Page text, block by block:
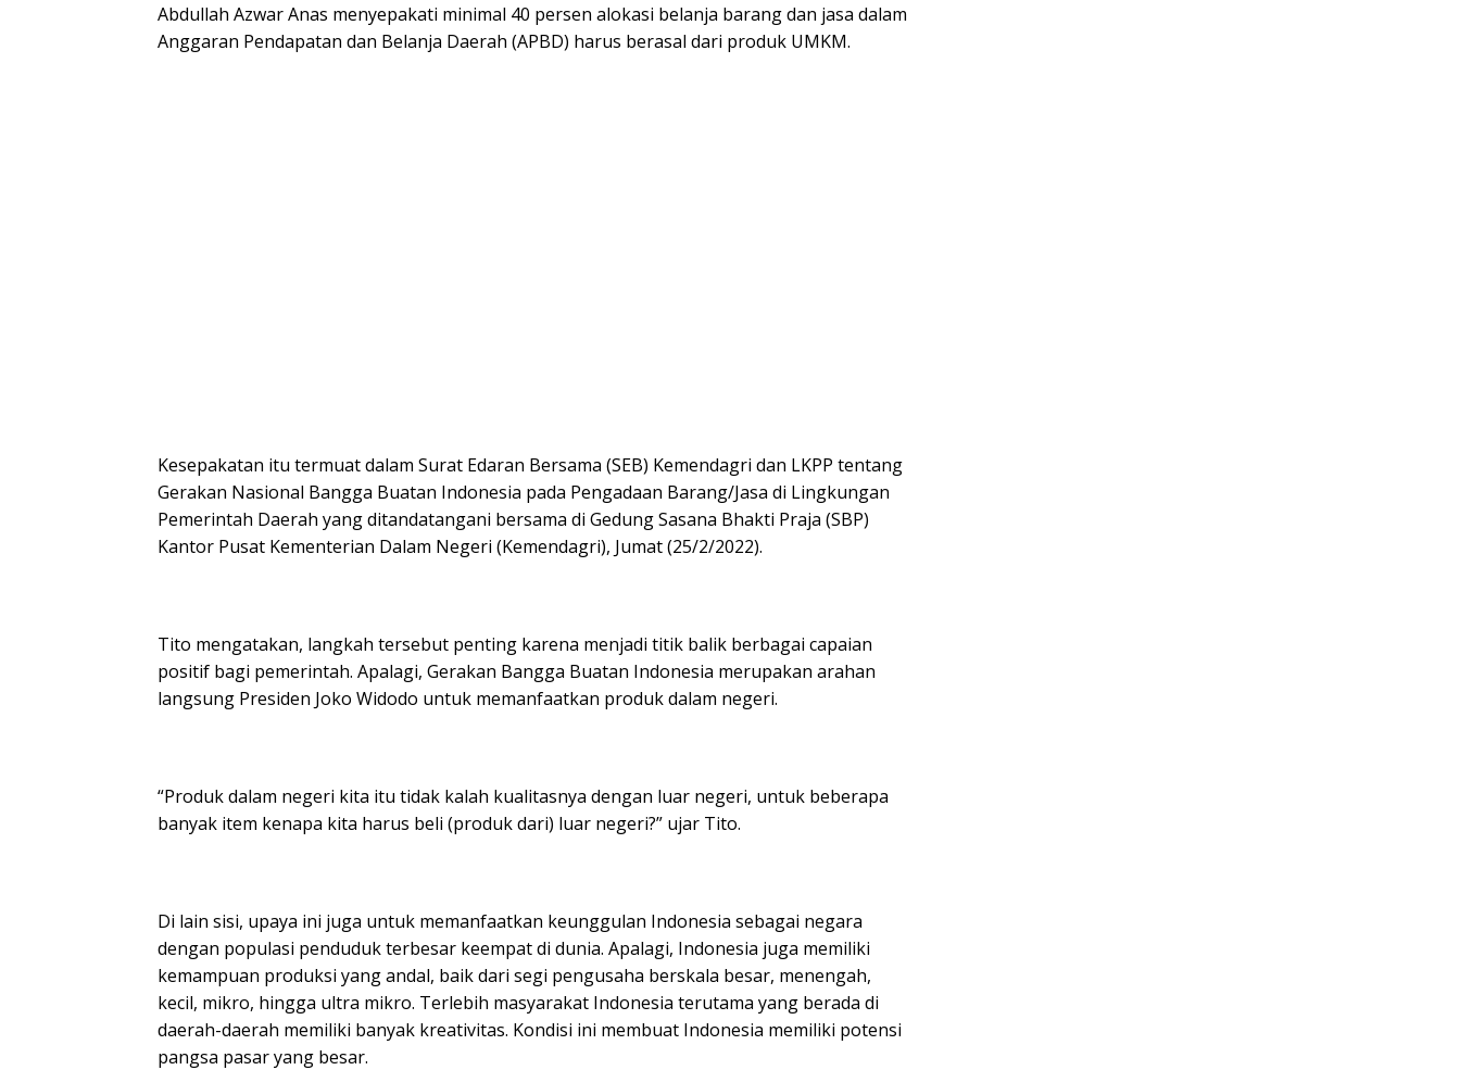
Abdullah Azwar Anas menyepakati minimal 40 persen alokasi belanja barang dan jasa dalam
Anggaran Pendapatan dan Belanja Daerah (APBD) harus berasal dari produk UMKM.
Kesepakatan itu termuat dalam Surat Edaran Bersama (SEB) Kemendagri dan LKPP tentang
Gerakan Nasional Bangga Buatan Indonesia pada Pengadaan Barang/Jasa di Lingkungan
Pemerintah Daerah yang ditandatangani bersama di Gedung Sasana Bhakti Praja (SBP)
Kantor Pusat Kementerian Dalam Negeri (Kemendagri), Jumat (25/2/2022).
Tito mengatakan, langkah tersebut penting karena menjadi titik balik berbagai capaian
positif bagi pemerintah. Apalagi, Gerakan Bangga Buatan Indonesia merupakan arahan
langsung Presiden Joko Widodo untuk memanfaatkan produk dalam negeri.
“Produk dalam negeri kita itu tidak kalah kualitasnya dengan luar negeri, untuk beberapa
banyak item kenapa kita harus beli (produk dari) luar negeri?” ujar Tito.
Di lain sisi, upaya ini juga untuk memanfaatkan keunggulan Indonesia sebagai negara
dengan populasi penduduk terbesar keempat di dunia. Apalagi, Indonesia juga memiliki
kemampuan produksi yang andal, baik dari segi pengusaha berskala besar, menengah,
kecil, mikro, hingga ultra mikro. Terlebih masyarakat Indonesia terutama yang berada di
daerah-daerah memiliki banyak kreativitas. Kondisi ini membuat Indonesia memiliki potensi
pangsa pasar yang besar.